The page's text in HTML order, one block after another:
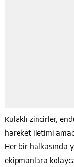
Kulaklı zincirler,
hareket iletimi
Her bir halkasında
ekipmanlara